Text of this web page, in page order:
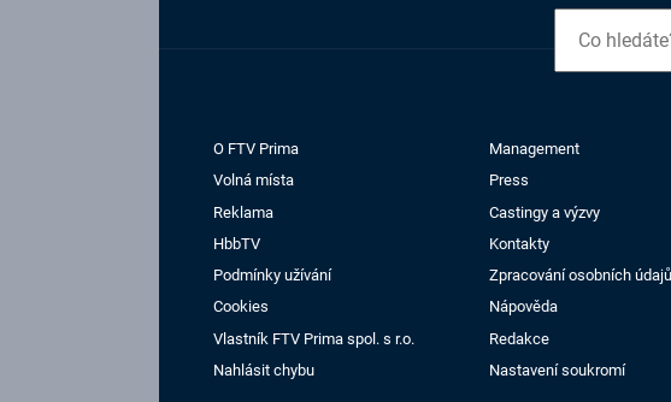
O FTV Prima
Management
Volná místa
Press
Reklama
Castingy a výzvy
HbbTV
Kontakty
Podmínky užívání
Zpracování osobních údajů
Cookies
Nápověda
Vlastník FTV Prima spol. s r.o.
Redakce
Nahlásit chybu
Nastavení soukromí